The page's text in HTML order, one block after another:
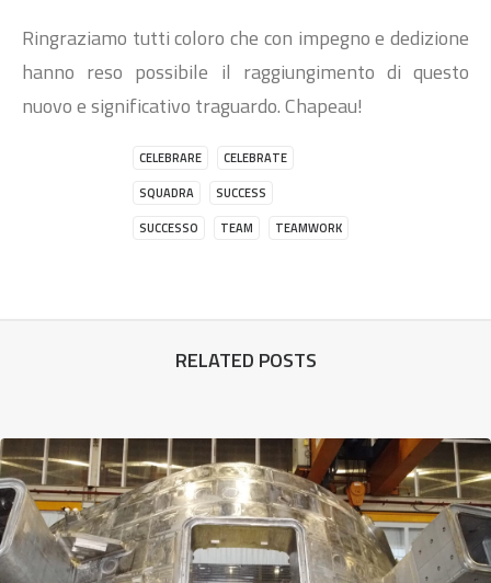
Ringraziamo tutti coloro che con impegno e dedizione
hanno reso possibile il raggiungimento di questo
nuovo e significativo traguardo. Chapeau!
CELEBRARE
CELEBRATE
SQUADRA
SUCCESS
SUCCESSO
TEAM TEAMWORK
RELATED POSTS